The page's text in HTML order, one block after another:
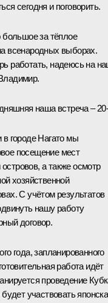
сегодня и поговорить.
большое за тёплое
всенародных выборах.
работать, надеюсь на
наша встреча –
в городе Нагато мы
посещение мест
а также осмотр
хозяйственной
С учётом результатов
нашу работу
договор.
года, запланированного
работа идёт
проведение
участвовать